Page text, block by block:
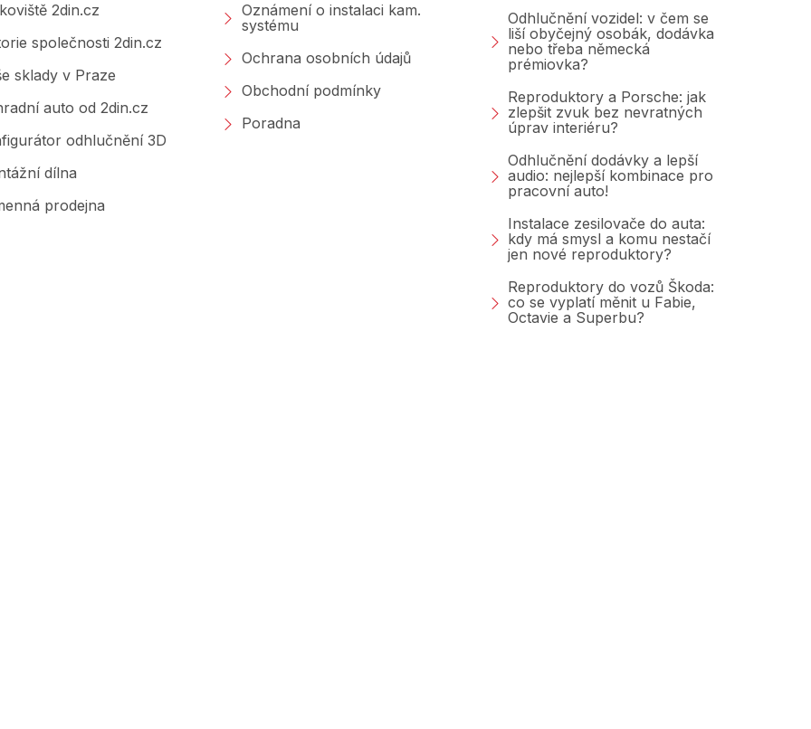
2din.cz
společnosti 2din.cz
sklady v Praze
auto od 2din.cz
odhlučnění 3D
dílna
prodejna
Oznámení o instalaci kam.
systému
Ochrana osobních údajů
Obchodní podmínky
Poradna
Odhlučnění vozidel: v čem se
liší obyčejný osobák, dodávka
nebo třeba německá
prémiovka?
Reproduktory a Porsche: jak
zlepšit zvuk bez nevratných
úprav interiéru?
Odhlučnění dodávky a lepší
audio: nejlepší kombinace pro
pracovní auto!
Instalace zesilovače do auta:
kdy má smysl a komu nestačí
jen nové reproduktory?
Reproduktory do vozů Škoda:
co se vyplatí měnit u Fabie,
Octavie a Superbu?